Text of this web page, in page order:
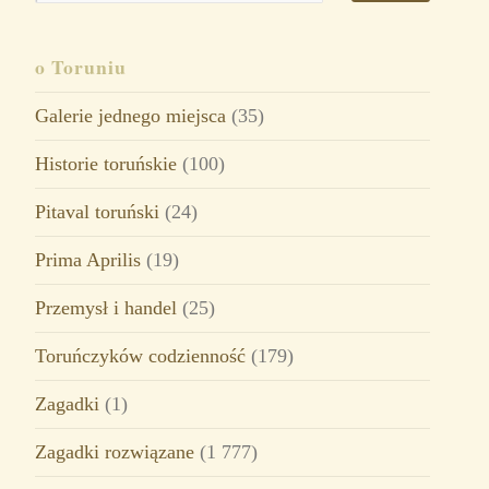
o Toruniu
Galerie jednego miejsca(35)
Historie toruńskie(100)
Pitaval toruński(24)
Prima Aprilis(19)
Przemysł i handel(25)
Toruńczyków codzienność(179)
Zagadki(1)
Zagadki rozwiązane(1 777)